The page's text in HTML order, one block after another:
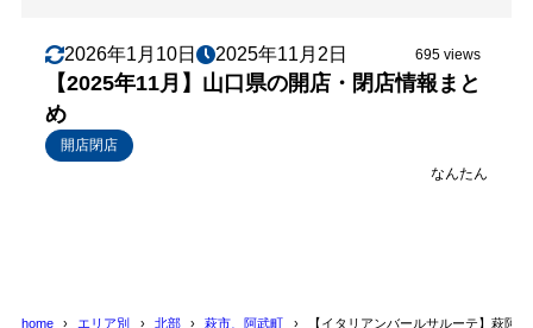
2026年1月10日 2025年11月2日 695 views
【2025年11月】山口県の開店・閉店情報まと
め
開店閉店
なんたん
home エリア別 北部 萩市、阿武町 【イタリアンバールサルーテ】萩阿